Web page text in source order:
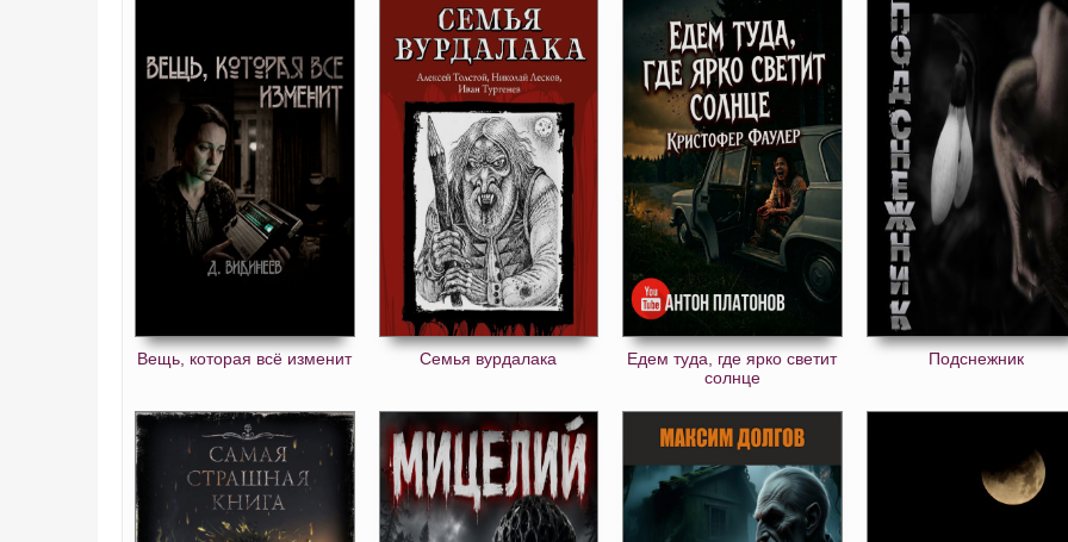
Вещь, которая всё изменит Семья вурдалака
Едем туда, где ярко светит
солнце
Подснежник